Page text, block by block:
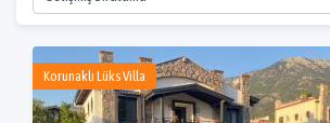
Korunaklı Lüks Villa